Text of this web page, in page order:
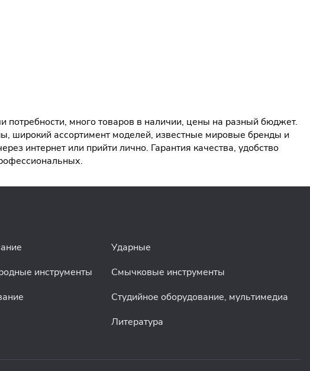
много товаров в наличии, цены на разный бюджет.
широкий ассортимент моделей, известные мировые бренды и
интернет или прийти лично. Гарантия качества, удобство
Ударные
инструменты
Смычковые инструменты
Студийное оборудование, мультимедиа
Литература